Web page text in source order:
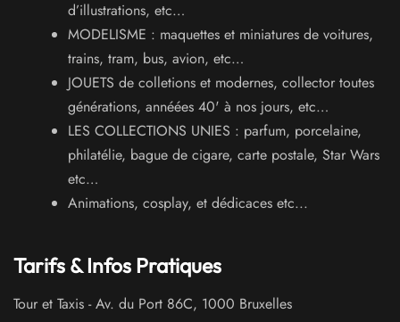
d’illustrations, etc…
MODELISME : maquettes et miniatures de voitures,
trains, tram, bus, avion, etc…
JOUETS de colletions et modernes, collector toutes
générations, annéées 40' à nos jours, etc…
LES COLLECTIONS UNIES : parfum, porcelaine,
philatélie, bague de cigare, carte postale, Star Wars
etc…
Animations, cosplay, et dédicaces etc...
Tarifs & Infos Pratiques
Tour et Taxis -Av. du Port 86C, 1000 Bruxelles